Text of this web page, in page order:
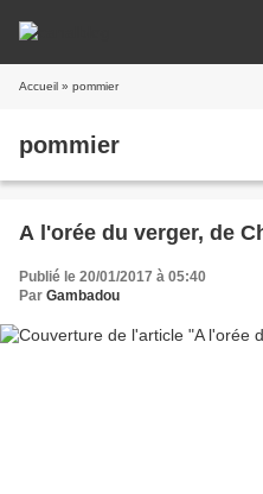
Accueil » pommier
pommier
A l'orée du verger, de
Publié le 20/01/2017 à 05:40
Par Gambadou